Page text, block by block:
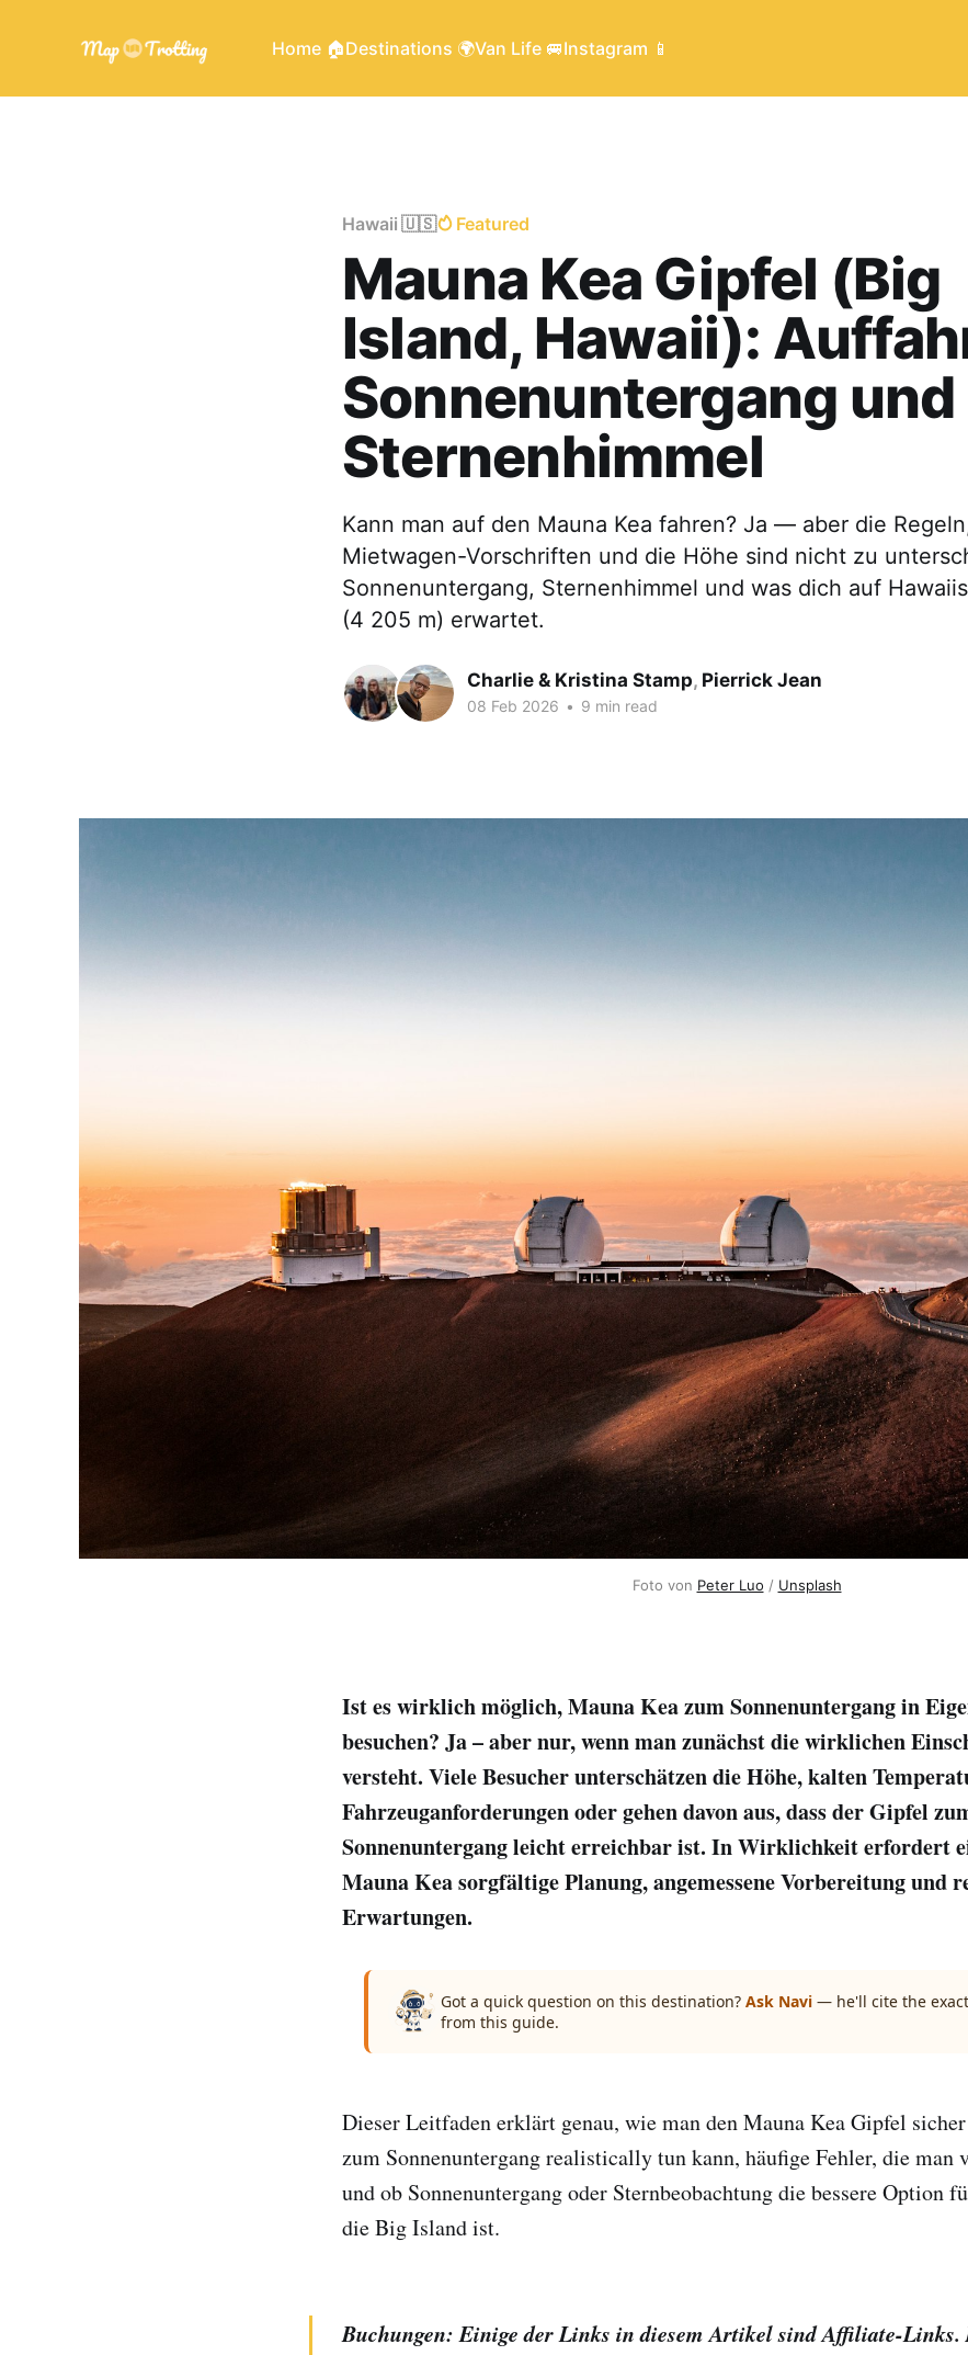
Home 🏠Destinations 🌍Van Life 🚐Instagram 📱
Hawaii 🇺🇸 Featured
Mauna Kea Gipfel (Big
Island, Hawaii):
Sonnenuntergang und
Sternenhimmel
Kann man auf den Mauna Kea fahren? Ja — aber die
Mietwagen-Vorschriften und die Höhe sind nicht zu
Sonnenuntergang, Sternenhimmel und was dich auf
(4 205 m) erwartet.
Charlie & Kristina Stamp, Pierrick Jean
08 Feb 2026 • 9 min read
Foto von Peter Luo / Unsplash
Ist es wirklich möglich, Mauna Kea zum Sonnenuntergang in
besuchen? Ja – aber nur, wenn man zunächst die wirklichen
versteht. Viele Besucher unterschätzen die Höhe, kalten
Fahrzeuganforderungen oder gehen davon aus, dass der Gipfel
Sonnenuntergang leicht erreichbar ist. In Wirklichkeit erfordert
Mauna Kea sorgfältige Planung, angemessene Vorbereitung und
Erwartungen.
Got a quick question on this destination? Ask Navi — he'll cite the
from this guide.
Dieser Leitfaden erklärt genau, wie man den Mauna Kea Gipfel
zum Sonnenuntergang realistically tun kann, häufige Fehler, die man
und ob Sonnenuntergang oder Sternbeobachtung die bessere Option
die Big Island ist.
Buchungen: Einige der Links in diesem Artikel sind Affiliate-Links.